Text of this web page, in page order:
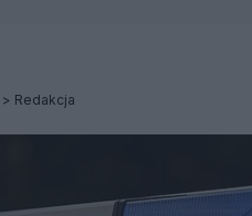
Redakcja